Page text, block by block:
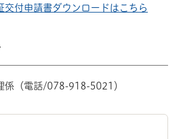
交付申請書ダウンロードはこちら
係（電話/078-918-5021）